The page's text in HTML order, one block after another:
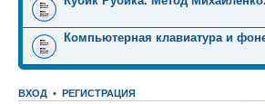
Компьютерная клавиатура и
ВХОД • РЕГИСТРАЦИЯ